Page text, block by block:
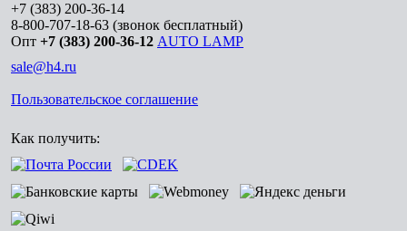
+7 (383) 200-36-14
8-800-707-18-63 (звонок бесплатный)
Опт +7 (383) 200-36-12 AUTO LAMP
sale@h4.ru
Пользовательское соглашение
Как получить: